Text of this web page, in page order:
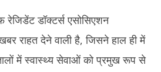
डॉक्टर्स एसोसिएशन
राहत देने वाली है, जिसने हाल ही में
में स्वास्थ्य सेवाओं को प्रमुख रूप से